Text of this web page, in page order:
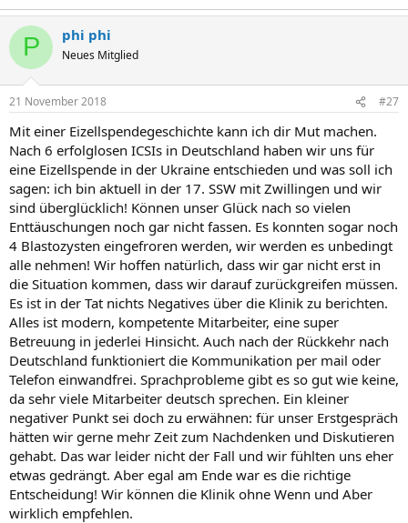
P phi phi
Neues Mitglied
21 November 2018 #27
Mit einer Eizellspendegeschichte kann ich dir Mut machen.
Nach 6 erfolglosen ICSIs in Deutschland haben wir uns für
eine Eizellspende in der Ukraine entschieden und was soll ich
sagen: ich bin aktuell in der 17. SSW mit Zwillingen und wir
sind überglücklich! Können unser Glück nach so vielen
Enttäuschungen noch gar nicht fassen. Es konnten sogar noch
4 Blastozysten eingefroren werden, wir werden es unbedingt
alle nehmen! Wir hoffen natürlich, dass wir gar nicht erst in
die Situation kommen, dass wir darauf zurückgreifen müssen.
Es ist in der Tat nichts Negatives über die Klinik zu berichten.
Alles ist modern, kompetente Mitarbeiter, eine super
Betreuung in jederlei Hinsicht. Auch nach der Rückkehr nach
Deutschland funktioniert die Kommunikation per mail oder
Telefon einwandfrei. Sprachprobleme gibt es so gut wie keine,
da sehr viele Mitarbeiter deutsch sprechen. Ein kleiner
negativer Punkt sei doch zu erwähnen: für unser Erstgespräch
hätten wir gerne mehr Zeit zum Nachdenken und Diskutieren
gehabt. Das war leider nicht der Fall und wir fühlten uns eher
etwas gedrängt. Aber egal am Ende war es die richtige
Entscheidung! Wir können die Klinik ohne Wenn und Aber
wirklich empfehlen.